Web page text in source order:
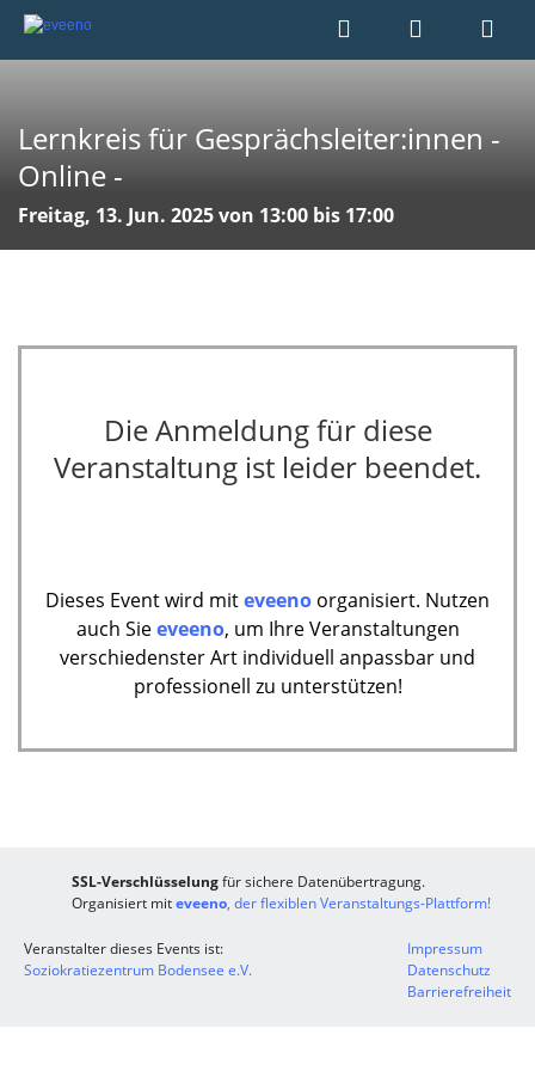
Lernkreis für Gesprächsleiter:innen -
Online -
Freitag, 13. Jun. 2025 von 13:00 bis 17:00
Die Anmeldung für diese
Veranstaltung ist leider beendet.
Dieses Event wird miteveeno organisiert. Nutzen
auch Sieeveeno, um Ihre Veranstaltungen
verschiedenster Art individuell anpassbar und
professionell zu unterstützen!
SSL-Verschlüsselungfür sichere Datenübertragung.
Organisiert miteveeno, der flexiblen Veranstaltungs-Plattform!
Veranstalter dieses Events ist:
Soziokratiezentrum Bodensee e.V.
Impressum
Datenschutz
Barrierefreiheit